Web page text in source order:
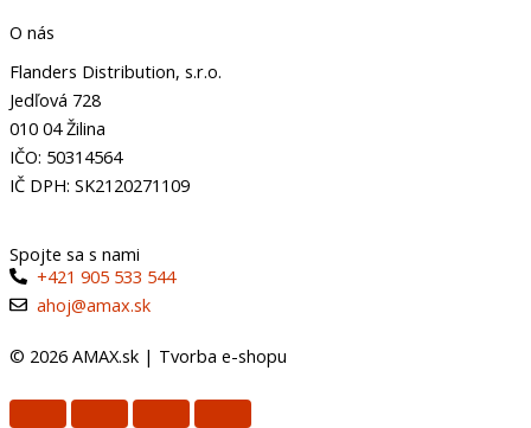
O nás
Flanders Distribution, s.r.o.
Jedľová 728
010 04 Žilina
IČO: 50314564
IČ DPH: SK2120271109
Spojte sa s nami
+421 905 533 544
ahoj@amax.sk
© 2026 AMAX.sk | Tvorba e-shopu